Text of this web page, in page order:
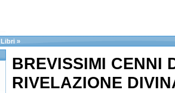
Libri »
BREVISSIMI CENNI
RIVELAZIONE